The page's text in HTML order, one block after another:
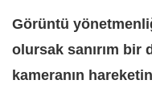
Görüntü
olursak sanırım bir
kameranın